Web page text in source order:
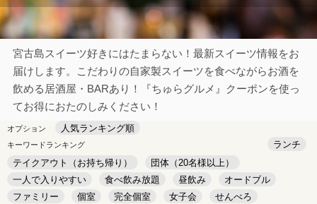
宮古島スイーツ好きにはたまらない！最新スイーツ情報をお
届けします。こだわりの自家製スイーツを食べながらお酒を
飲める居酒屋・BARあり！『ちゅらグルメ』クーポンを使っ
てお得におたのしみください！
オプション 人気ランキング順
キーワードランキング
ランチ
テイクアウト（お持ち帰り）
団体（20名様以上）
一人で入りやすい
食べ飲み放題 昼飲み
オードブル
ファミリー
個室 完全個室 女子会
せんべろ